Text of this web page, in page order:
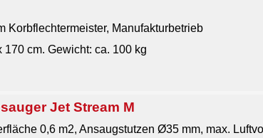
Korbflechtermeister, Manufakturbetrieb
170 cm. Gewicht: ca. 100 kg
Jet Stream M
0,6 m2, Ansaugstutzen Ø35 mm, max.